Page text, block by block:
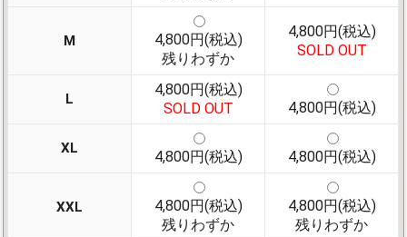
M
4,800円(税込)
残りわずか
4,800円(税込)
SOLD OUT
L
4,800円(税込)
SOLD OUT
4,800円(税込)
XL 4,800円(税込) 4,800円(税込)
XXL
4,800円(税込)
残りわずか
4,800円(税込)
残りわずか